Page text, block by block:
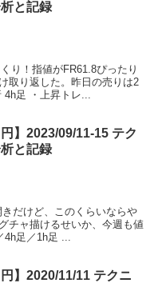
と記録
り！指値がFR61.8ぴったり
取り返した。昨日の売りは2
4h足 ・上昇トレ...
円】2023/09/11-15 テク
と記録
だけど、このくらいならや
チャ描けるせいか、今週も値
4h足／1h足 ...
円】2020/11/11 テクニ